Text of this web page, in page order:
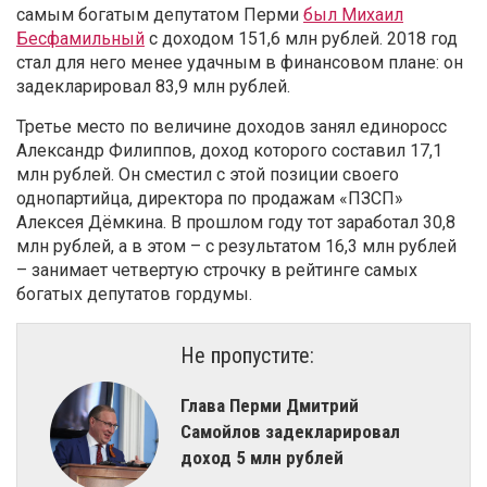
самым богатым депутатом Перми был Михаил
Бесфамильный с доходом 151,6 млн рублей. 2018 год
стал для него менее удачным в финансовом плане: он
задекларировал 83,9 млн рублей.
Третье место по величине доходов занял единоросс
Александр Филиппов, доход которого составил 17,1
млн рублей. Он сместил с этой позиции своего
однопартийца, директора по продажам «ПЗСП»
Алексея Дёмкина. В прошлом году тот заработал 30,8
млн рублей, а в этом – с результатом 16,3 млн рублей
– занимает четвертую строчку в рейтинге самых
богатых депутатов гордумы.
Не пропустите:
Глава Перми Дмитрий
Самойлов задекларировал
доход 5 млн рублей